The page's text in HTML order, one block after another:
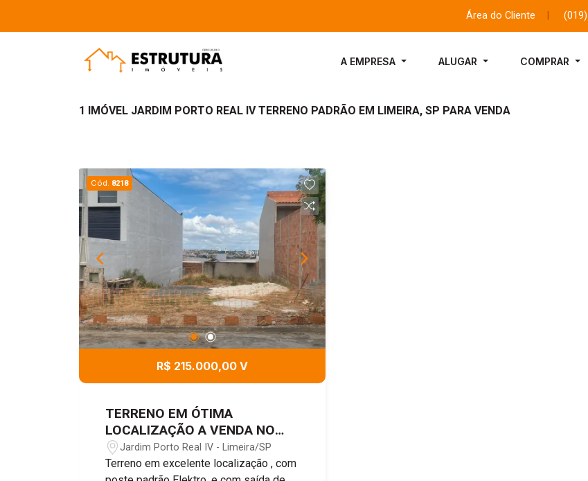
Área do Cliente
A EMPRESA ALUGAR COMPRAR
1 IMÓVEL JARDIM PORTO REAL IV TERRENO PADRÃO EM LIMEIRA, SP PARA VENDA
Cód. 8218
R$ 215.000,00 V
TERRENO EM ÓTIMA
LOCALIZAÇÃO A VENDA NO
BAIRRO JD. PORTO REAL
Jardim Porto Real IV - Limeira/SP
Terreno em excelente localização , com